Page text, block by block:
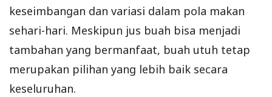
keseimbangan dan variasi dalam pola makan
sehari-hari. Meskipun jus buah bisa menjadi
tambahan yang bermanfaat, buah utuh tetap
merupakan pilihan yang lebih baik secara
keseluruhan.